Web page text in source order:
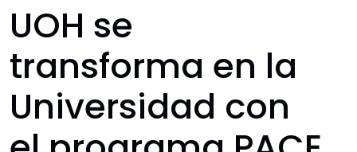
UOH se
transforma en la
Universidad con